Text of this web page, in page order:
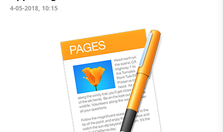
4-05-2018, 10:15